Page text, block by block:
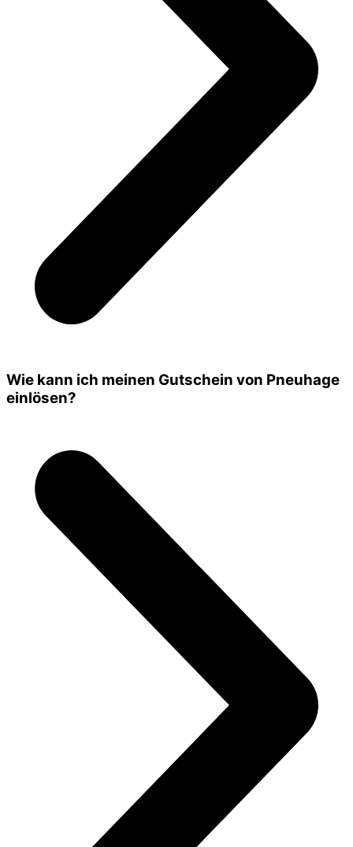
Wie kann ich meinen Gutschein von Pneuhage
einlösen?